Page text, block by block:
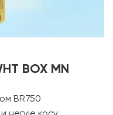
BOX MN
BR750